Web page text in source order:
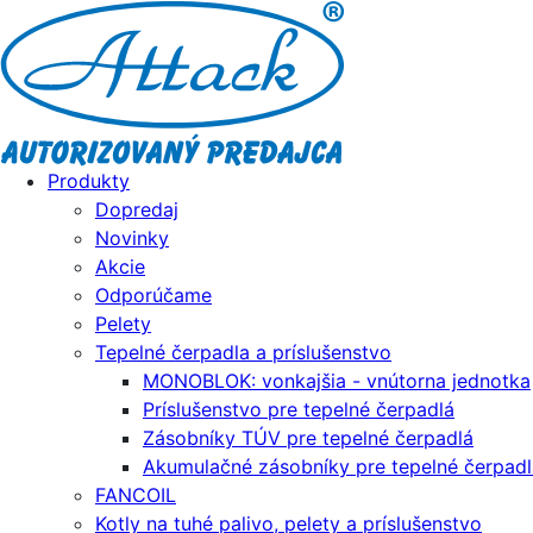
Produkty
Dopredaj
Novinky
Akcie
Odporúčame
Pelety
Tepelné čerpadla a príslušenstvo
MONOBLOK: vonkajšia - vnútorna jednotka
Príslušenstvo pre tepelné čerpadlá
Zásobníky TÚV pre tepelné čerpadlá
Akumulačné zásobníky pre tepelné
FANCOIL
Kotly na tuhé palivo, pelety a príslušenstvo